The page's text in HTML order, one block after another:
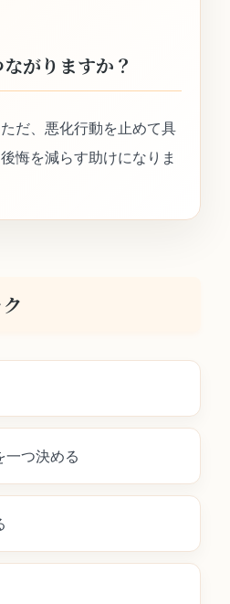
がりますか？
だ、悪化行動を止めて具
悔を減らす助けになりま
一つ決める